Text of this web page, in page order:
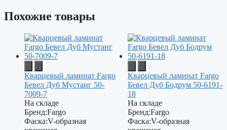
Похожие товары
Кварцевый ламинат Fargo
Бевел Дуб Мустанг 50-
7009-7
На складе
Бренд:Fargo
Фаска:V-образная
Кварцевый ламинат Fargo
Бевел Дуб Бодрум 50-6191-
18
На складе
Бренд:Fargo
Фаска:V-образная